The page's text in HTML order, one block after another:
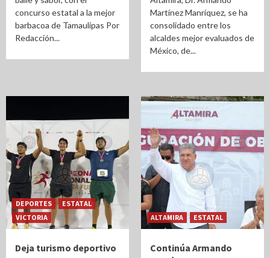
concurso estatal a la mejor
barbacoa de Tamaulipas Por
Redacción...
Martínez Manríquez, se ha
consolidado entre los
alcaldes mejor evaluados de
México, de...
DEPORTES
ESTATAL
VICTORIA
Deja turismo deportivo
ALTAMIRA ESTATAL
Continúa Armando